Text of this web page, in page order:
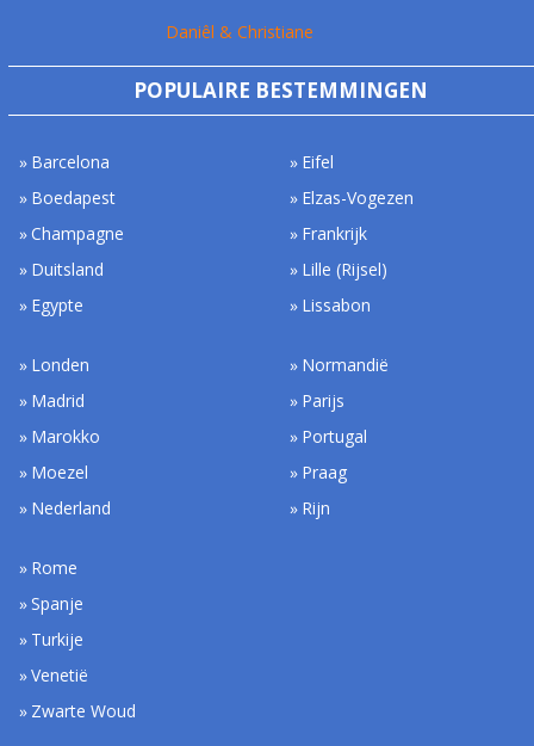
Daniêl & Christiane
POPULAIRE BESTEMMINGEN
Barcelona
Boedapest
Champagne
Duitsland
Egypte
Eifel
Elzas-Vogezen
Frankrijk
Lille (Rijsel)
Lissabon
Londen
Madrid
Marokko
Moezel
Nederland
Normandië
Parijs
Portugal
Praag
Rijn
Rome
Spanje
Turkije
Venetië
Zwarte Woud